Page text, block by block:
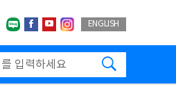
네이버블로그
페이스북
유투브인스타그랩
ENGLISH